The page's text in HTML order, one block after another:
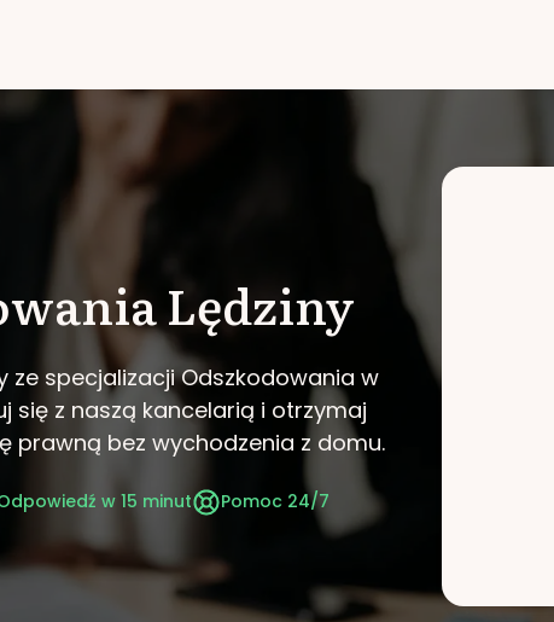
Lędziny
ze specjalizacji Odszkodowania w
się z naszą kancelarią i otrzymaj
prawną bez wychodzenia z domu.
w 15 minut Pomoc 24/7